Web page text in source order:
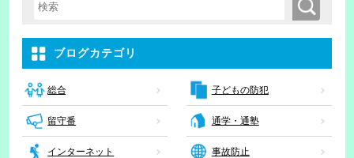
検索キーワード入力 検索
ブログカテゴリ
総合 子どもの防犯
留守番 通学・通塾
インターネット 事故防止